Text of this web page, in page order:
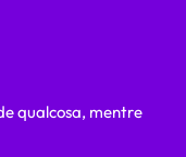
qualcosa, mentre